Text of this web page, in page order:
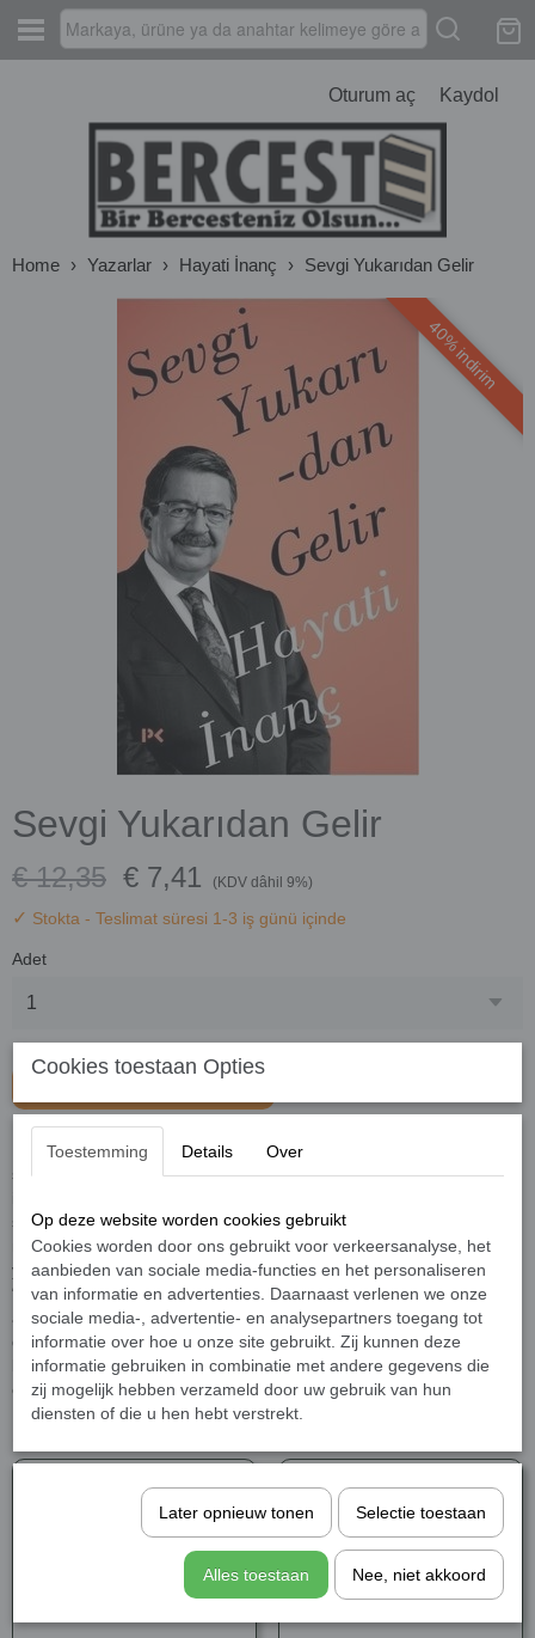
Oturum aç Kaydol
Home › Yazarlar › Hayati İnanç › Sevgi Yukarıdan Gelir
40% indirim
Sevgi Yukarıdan Gelir
€ 12,35 € 7,41 (KDV dâhil 9%)
✓ Stokta - Teslimat süresi 1-3 iş günü içinde
Adet
Hepimiz büyük bir çaba içindeyiz. Kavuşmak için. Sevgilinin izini
sürüyoruz. Bizi ona götürecek işaretler arıyoruz. Yürümek
sözleriyle rehber oluyorlar bize. Gökteki yıldızlar gibi onların
mısraları; yönümüzü tayin edebilmemiz, kaybolmamamız için
yolumuzu aydınlatıp bizi hakikate yöneltiyorlar.
“Sevgi Yukarıdan Gelir”de Hayati İnanç, akıcı üslubuyla zarif bir
anlatıcı ve hatırlatıcı olarak edebiyatımızın ustalarının baş
döndürücü, ruh açıcı, hikmet dolu mısralarını nakledip izah ediyor
bizlere. Maksat can evimizi temiz tutabilmek ve Vedûd’un sevgisini
orada büyütebilmek
Cookies toestaan Opties
Toestemming Details Over
Op deze website worden cookies gebruikt
Cookies worden door ons gebruikt voor verkeersanalyse, het
aanbieden van sociale media-functies en het personaliseren
van informatie en advertenties. Daarnaast verlenen we onze
sociale media-, advertentie- en analysepartners toegang tot
informatie over hoe u onze site gebruikt. Zij kunnen deze
informatie gebruiken in combinatie met andere gegevens die
zij mogelijk hebben verzameld door uw gebruik van hun
diensten of die u hen hebt verstrekt.
Later opnieuw tonen Selectie toestaan
Alles toestaan Nee, niet akkoord